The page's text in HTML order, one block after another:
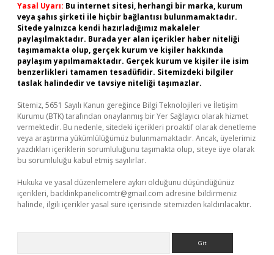
Yasal Uyarı: Bu internet sitesi, herhangi bir marka, kurum
veya şahıs şirketi ile hiçbir bağlantısı bulunmamaktadır.
Sitede yalnızca kendi hazırladığımız makaleler
paylaşılmaktadır. Burada yer alan içerikler haber niteliği
taşımamakta olup, gerçek kurum ve kişiler hakkında
paylaşım yapılmamaktadır. Gerçek kurum ve kişiler ile isim
benzerlikleri tamamen tesadüfidir. Sitemizdeki bilgiler
taslak halindedir ve tavsiye niteliği taşımazlar.
Sitemiz, 5651 Sayılı Kanun gereğince Bilgi Teknolojileri ve İletişim
Kurumu (BTK) tarafından onaylanmış bir Yer Sağlayıcı olarak hizmet
vermektedir. Bu nedenle, sitedeki içerikleri proaktif olarak denetleme
veya araştırma yükümlülüğümüz bulunmamaktadır. Ancak, üyelerimiz
yazdıkları içeriklerin sorumluluğunu taşımakta olup, siteye üye olarak
bu sorumluluğu kabul etmiş sayılırlar.
Hukuka ve yasal düzenlemelere aykırı olduğunu düşündüğünüz
içerikleri, backlinkpanelicomtr@gmail.com adresine bildirmeniz
halinde, ilgili içerikler yasal süre içerisinde sitemizden kaldırılacaktır.